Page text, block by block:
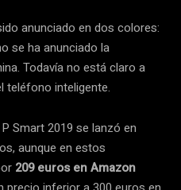
anunciado en dos colores:
se ha anunciado la
Todavía no está claro a
teléfono inteligente.
Smart 2019 se lanzó en
aunque en estos
209 euros en Amazon